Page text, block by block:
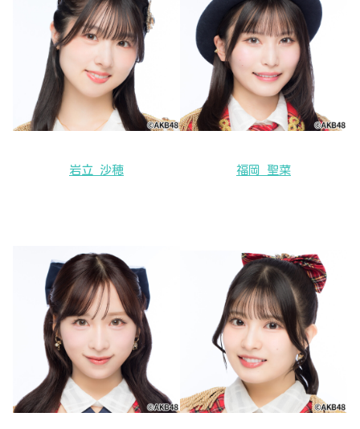
岩立 沙穂 福岡 聖菜